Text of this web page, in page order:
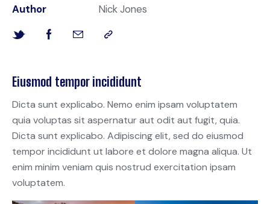
Eiusmod tempor incididunt
Dicta sunt explicabo. Nemo enim ipsam voluptatem
quia voluptas sit aspernatur aut odit aut fugit, quia.
Dicta sunt explicabo. Adipiscing elit, sed do eiusmod
tempor incididunt ut labore et dolore magna aliqua. Ut
enim minim veniam quis nostrud exercitation ipsam
voluptatem.
Author
Nick Jones